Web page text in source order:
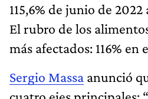
115,6% de junio de
El rubro de los
más afectados: 116%
Sergio Massa anunció